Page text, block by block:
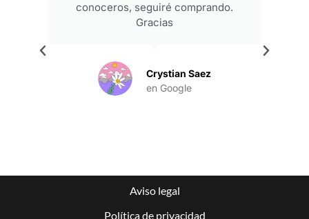
conoceros, seguiré comprando.
Gracias
Crystian Saez
en Google
Aviso legal
Política de privacidad